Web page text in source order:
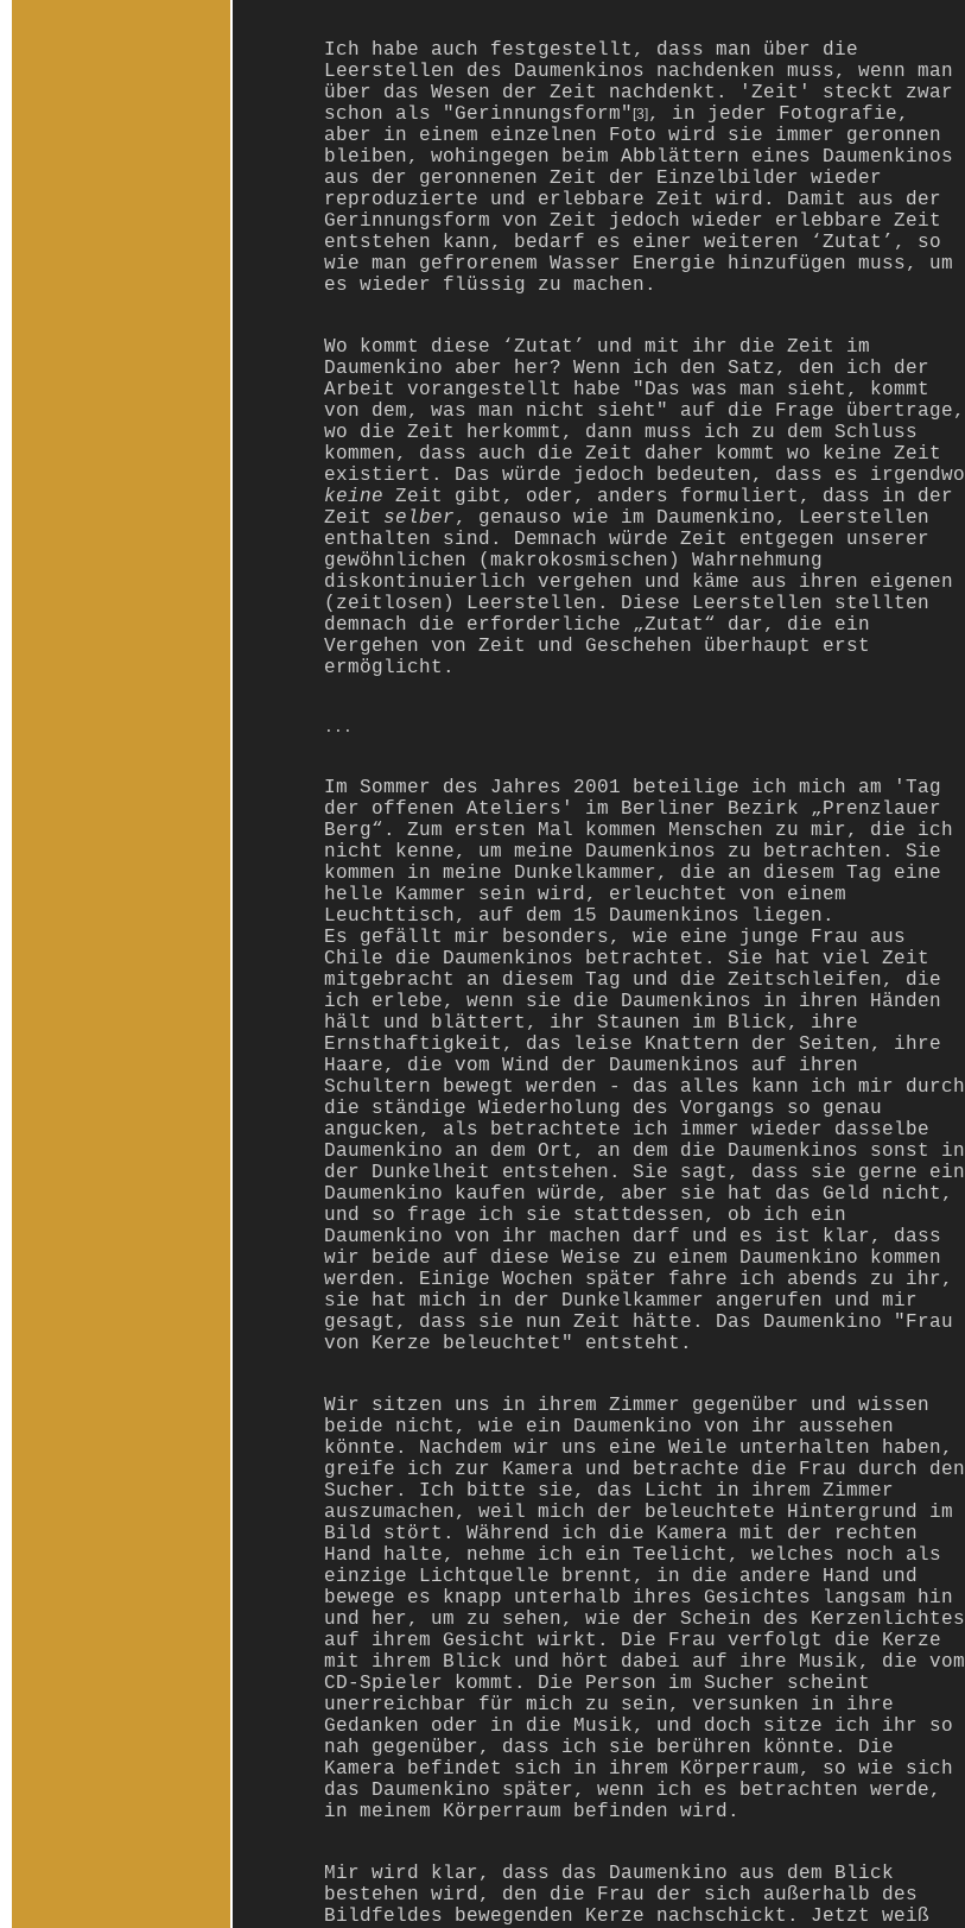
Ich habe auch festgestellt, dass man über die
Leerstellen des Daumenkinos nachdenken muss, wenn man
über das Wesen der Zeit nachdenkt. 'Zeit' steckt zwar
schon als "Gerinnungsform" [3] , in jeder Fotografie,
aber in einem einzelnen Foto wird sie immer geronnen
bleiben, wohingegen beim Abblättern eines Daumenkinos
aus der geronnenen Zeit der Einzelbilder wieder
reproduzierte und erlebbare Zeit wird. Damit aus der
Gerinnungsform von Zeit jedoch wieder erlebbare Zeit
entstehen kann, bedarf es einer weiteren ‘Zutat’, so
wie man gefrorenem Wasser Energie hinzufügen muss, um
es wieder flüssig zu machen.
Wo kommt diese ‘Zutat’ und mit ihr die Zeit im
Daumenkino aber her? Wenn ich den Satz, den ich der
Arbeit vorangestellt habe "Das was man sieht, kommt
von dem, was man nicht sieht" auf die Frage übertrage,
wo die Zeit herkommt, dann muss ich zu dem Schluss
kommen, dass auch die Zeit daher kommt wo keine Zeit
existiert. Das würde jedoch bedeuten, dass es irgendwo
keine Zeit gibt, oder, anders formuliert, dass in der
Zeit selber, genauso wie im Daumenkino, Leerstellen
enthalten sind. Demnach würde Zeit entgegen unserer
gewöhnlichen (makrokosmischen) Wahrnehmung
diskontinuierlich vergehen und käme aus ihren eigenen
(zeitlosen) Leerstellen. Diese Leerstellen stellten
demnach die erforderliche „Zutat“ dar, die ein
Vergehen von Zeit und Geschehen überhaupt erst
ermöglicht.
...
Im Sommer des Jahres 2001 beteilige ich mich am 'Tag
der offenen Ateliers' im Berliner Bezirk „Prenzlauer
Berg“. Zum ersten Mal kommen Menschen zu mir, die ich
nicht kenne, um meine Daumenkinos zu betrachten. Sie
kommen in meine Dunkelkammer, die an diesem Tag eine
helle Kammer sein wird, erleuchtet von einem
Leuchttisch, auf dem 15 Daumenkinos liegen.
Es gefällt mir besonders, wie eine junge Frau aus
Chile die Daumenkinos betrachtet. Sie hat viel Zeit
mitgebracht an diesem Tag und die Zeitschleifen, die
ich erlebe, wenn sie die Daumenkinos in ihren Händen
hält und blättert, ihr Staunen im Blick, ihre
Ernsthaftigkeit, das leise Knattern der Seiten, ihre
Haare, die vom Wind der Daumenkinos auf ihren
Schultern bewegt werden - das alles kann ich mir durch
die ständige Wiederholung des Vorgangs so genau
angucken, als betrachtete ich immer wieder dasselbe
Daumenkino an dem Ort, an dem die Daumenkinos sonst in
der Dunkelheit entstehen. Sie sagt, dass sie gerne ein
Daumenkino kaufen würde, aber sie hat das Geld nicht,
und so frage ich sie stattdessen, ob ich ein
Daumenkino von ihr machen darf und es ist klar, dass
wir beide auf diese Weise zu einem Daumenkino kommen
werden. Einige Wochen später fahre ich abends zu ihr,
sie hat mich in der Dunkelkammer angerufen und mir
gesagt, dass sie nun Zeit hätte. Das Daumenkino "Frau
von Kerze beleuchtet" entsteht.
Wir sitzen uns in ihrem Zimmer gegenüber und wissen
beide nicht, wie ein Daumenkino von ihr aussehen
könnte. Nachdem wir uns eine Weile unterhalten haben,
greife ich zur Kamera und betrachte die Frau durch den
Sucher. Ich bitte sie, das Licht in ihrem Zimmer
auszumachen, weil mich der beleuchtete Hintergrund im
Bild stört. Während ich die Kamera mit der rechten
Hand halte, nehme ich ein Teelicht, welches noch als
einzige Lichtquelle brennt, in die andere Hand und
bewege es knapp unterhalb ihres Gesichtes langsam hin
und her, um zu sehen, wie der Schein des Kerzenlichtes
auf ihrem Gesicht wirkt. Die Frau verfolgt die Kerze
mit ihrem Blick und hört dabei auf ihre Musik, die vom
CD-Spieler kommt. Die Person im Sucher scheint
unerreichbar für mich zu sein, versunken in ihre
Gedanken oder in die Musik, und doch sitze ich ihr so
nah gegenüber, dass ich sie berühren könnte. Die
Kamera befindet sich in ihrem Körperraum, so wie sich
das Daumenkino später, wenn ich es betrachten werde,
in meinem Körperraum befinden wird.
Mir wird klar, dass das Daumenkino aus dem Blick
bestehen wird, den die Frau der sich außerhalb des
Bildfeldes bewegenden Kerze nachschickt. Jetzt weiß